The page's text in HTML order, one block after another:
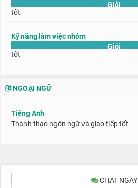
Giỏi
tốt
Kỹ năng làm việc nhóm
Giỏi
tốt
NGOẠI NGỮ
Tiếng Anh
Thành thạo ngôn ngữ và giao tiếp tốt
CHAT NGAY